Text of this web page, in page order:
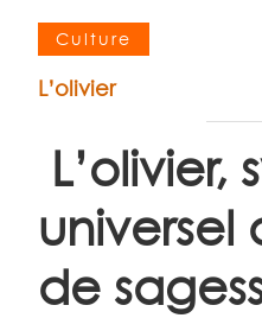
Culture
L’olivier
L’olivier,
universel
de